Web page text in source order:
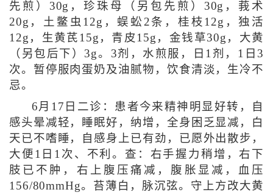
先煎）30g，珍珠母（另包先煎）30g，莪术
20g，土鳖虫12g，蜈蚣2条，桂枝12g，独活
12g，生黄芪15g，青皮15g，金钱草30g，大黄
（另包后下）3g。3剂，水煎服，日1剂，1日3
次。暂停服肉蛋奶及油腻物，饮食清淡，生冷不
忌。
6月17日二诊：患者今来精神明显好转，自
感头晕减轻，睡眠好，纳增，全身困乏显减，白
天已不嗜睡，自感身上已有劲，已愿外出散步，
大便1日1次、不利。查：右手握力稍增，右下
肢已不肿，右上腹压痛减，腹胀显减，血压
156/80mmHg。苔薄白，脉沉弦。守上方改大黄